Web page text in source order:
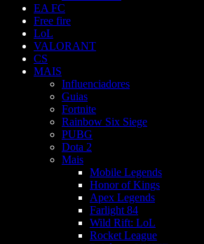
EA FC
Free fire
LoL
VALORANT
CS
MAIS
Influenciadores
Guias
Fortnite
Rainbow Six Siege
PUBG
Dota 2
Mais
Mobile Legends
Honor of Kings
Apex Legends
Farlight 84
Wild Rift: LoL
Rocket League